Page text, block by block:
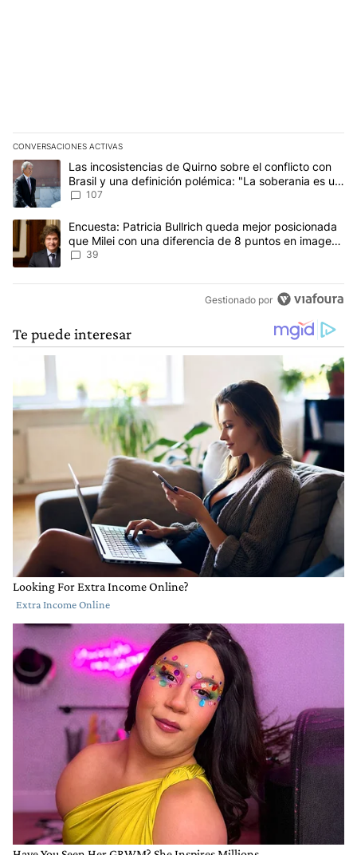
CONVERSACIONES ACTIVAS
Este listado muestra los artículos con más comentarios en los
Un artículo de tendencia con el título "Las incosistencias de
Las incosistencias de Quirno sobre el conflicto con
Brasil y una definición polémica: "La soberania es un
concepto antiguo"
107
Un artículo de tendencia con el título "Encuesta: Patricia
Encuesta: Patricia Bullrich queda mejor posicionada
que Milei con una diferencia de 8 puntos en imagen
negativa
39
Gestionado por